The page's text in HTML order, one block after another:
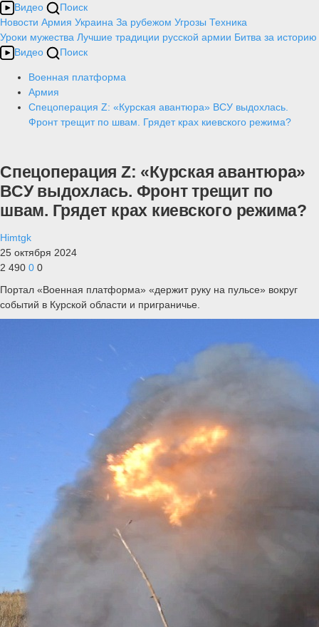
Видео
Поиск
Новости Армия Украина За рубежом Угрозы Техника
Уроки мужества Лучшие традиции русской армии Битва за историю
Видео
Поиск
Военная платформа
Армия
Спецоперация Z: «Курская авантюра» ВСУ выдохлась.
Фронт трещит по швам. Грядет крах киевского режима?
Спецоперация Z: «Курская авантюра»
ВСУ выдохлась. Фронт трещит по
швам. Грядет крах киевского режима?
Himtgk
25 октября 2024
2 490 0 0
Портал «Военная платформа» «держит руку на пульсе» вокруг
событий в Курской области и приграничье.